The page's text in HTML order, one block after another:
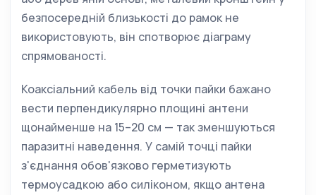
безпосередній близькості до рамок не
використовують, він спотворює діаграму
спрямованості.
Коаксіальний кабель від точки пайки бажано
вести перпендикулярно площині антени
щонайменше на 15–20 см — так зменшуються
паразитні наведення. У самій точці пайки
з'єднання обов'язково герметизують
термоусадкою або силіконом, якщо антена